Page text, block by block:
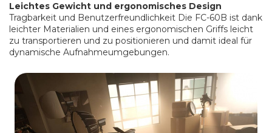
Leichtes Gewicht und ergonomisches Design
Tragbarkeit und Benutzerfreundlichkeit Die FC-60B ist dank
leichter Materialien und eines ergonomischen Griffs leicht
zu transportieren und zu positionieren und damit ideal für
dynamische Aufnahmeumgebungen.